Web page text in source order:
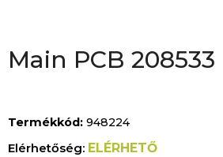
Main PCB 208533
Termékkód: 948224
ELÉRHETŐ